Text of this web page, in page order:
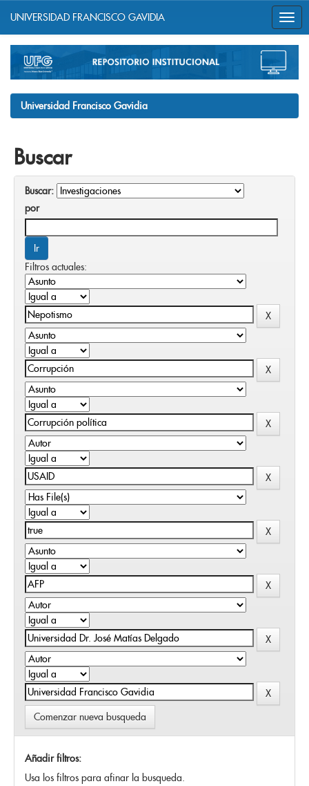
navigation
UNIVERSIDAD FRANCISCO GAVIDIA
Universidad Francisco Gavidia
Buscar
Buscar:
por
Filtros actuales:
Comenzar nueva busqueda
Añadir filtros:
Usa los filtros para afinar la busqueda.